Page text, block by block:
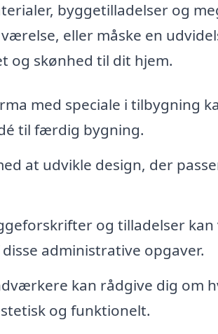
byggetilladelser og
eller måske en
og skønhed til dit hjem.
med speciale i tilbygning
til færdig bygning.
at udvikle design, der
og tilladelser
administrative opgaver.
kan rådgive dig om
og funktionelt.